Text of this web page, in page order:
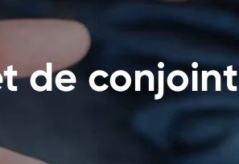
de conjoint